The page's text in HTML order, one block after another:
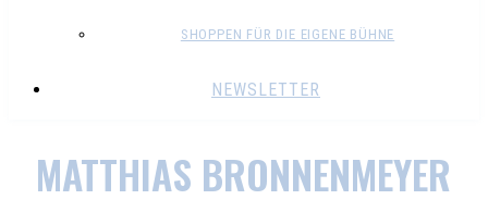
SHOPPEN FÜR DIE EIGENE BÜHNE
NEWSLETTER
MATTHIAS BRONNENMEYER